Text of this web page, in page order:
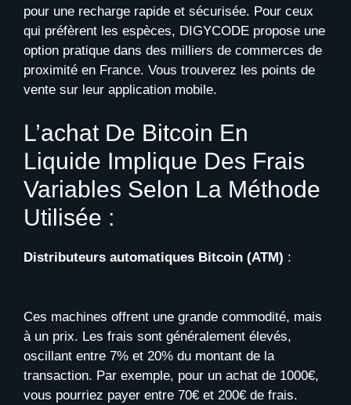
pour une recharge rapide et sécurisée. Pour ceux
qui préfèrent les espèces, DIGYCODE propose une
option pratique dans des milliers de commerces de
proximité en France. Vous trouverez les points de
vente sur leur application mobile.
L’achat De Bitcoin En
Liquide Implique Des Frais
Variables Selon La Méthode
Utilisée :
Distributeurs automatiques Bitcoin (ATM) :
Ces machines offrent une grande commodité, mais
à un prix. Les frais sont généralement élevés,
oscillant entre 7% et 20% du montant de la
transaction. Par exemple, pour un achat de 1000€,
vous pourriez payer entre 70€ et 200€ de frais.